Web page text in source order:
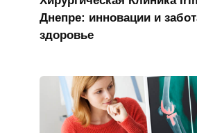
Днепре: инновации и
здоровье